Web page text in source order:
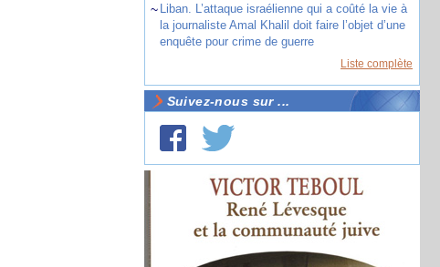
~ Liban. L’attaque israélienne qui a coûté la vie à
la journaliste Amal Khalil doit faire l’objet d’une
enquête pour crime de guerre
Liste complète
Suivez-nous sur ...